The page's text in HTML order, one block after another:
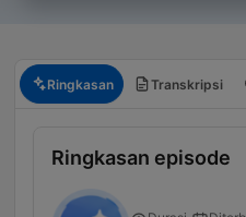
Ringkasan Transkripsi
Ringkasan episode